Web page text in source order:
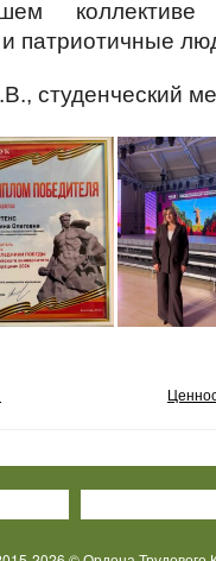
коллективе
патриотичные
студенческий